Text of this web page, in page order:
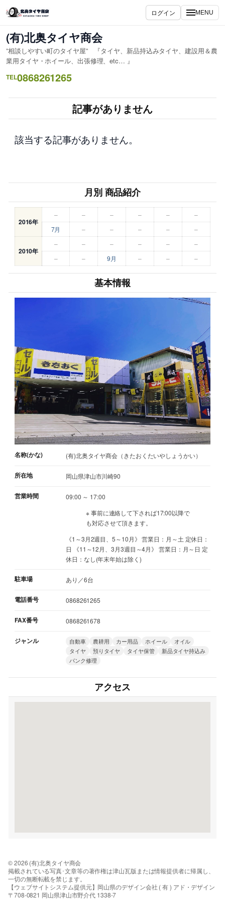
容
を
ス
キ
ッ
プ
ログイン MENU
(有)北奥タイヤ商会
”相談しやすい町のタイヤ屋” 『タイヤ、新品持込みタイヤ、建設用＆農
業用タイヤ・ホイール、出張修理、etc… 』
TEL0868261265
記事がありません
該当する記事がありません。
月別 商品紹介
2016年
– – – – –
–
7月
– – – – –
2010年
– – – – –
–
–
– 9月 – – –
基本情報
名称(かな) (有)北奥タイヤ商会（きたおくたいやしょうかい）
所在地 岡山県津山市川崎90
営業時間
09:00 ～ 17:00
※ 事前に連絡して下されば17:00以降で
も対応させて頂きます。
《1～3月2週目、5～10月》 営業日：月～土 定休日：
日 《11～12月、3月3週目～4月》 営業日：月～日 定
休日：なし(年末年始は除く)
駐車場 あり／6台
電話番号 0868261265
FAX番号 0868261678
ジャンル 自動車 農耕用 カー用品 ホイール
オイル
タイヤ
預りタイヤ タイヤ保管
新品タイヤ持込み
パンク修理
アクセス
© 2026 (有)北奥タイヤ商会
掲載されている写真･文章等の著作権は津山瓦版または情報提供者に帰属し、
一切の無断転載を禁じます。
【ウェブサイトシステム提供元】岡山県のデザイン会社 ( 有 ) アド・デザイン
〒708-0821 岡山県津山市野介代 1338-7